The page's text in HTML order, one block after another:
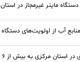
آب از اولویت‌های
مرکزی به بیش از ۶ میلیون قطعه رسید